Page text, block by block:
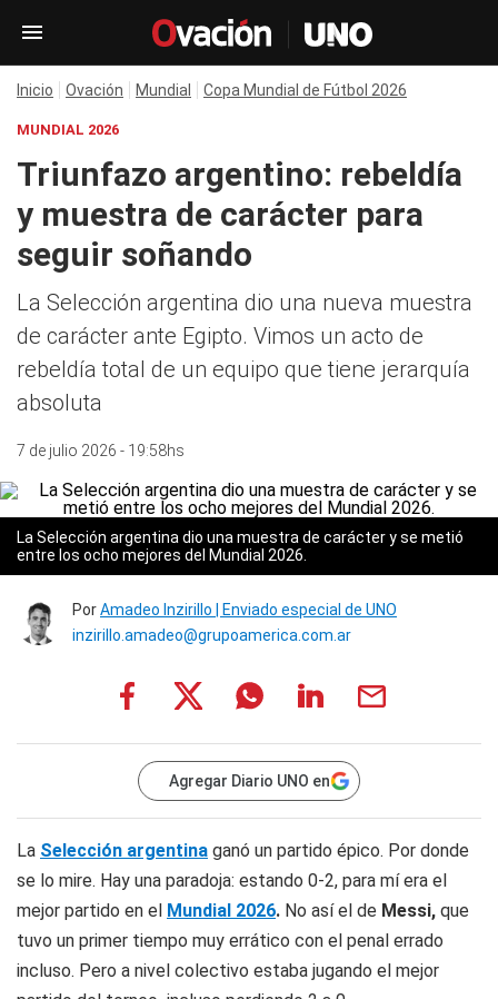
Inicio Ovación Mundial Copa Mundial de Fútbol 2026
MUNDIAL 2026
Triunfazo argentino: rebeldía
y muestra de carácter para
seguir soñando
La Selección argentina dio una nueva muestra
de carácter ante Egipto. Vimos un acto de
rebeldía total de un equipo que tiene jerarquía
absoluta
7 de julio 2026 - 19:58hs
La Selección argentina dio una muestra de carácter y se metió
entre los ocho mejores del Mundial 2026.
PorAmadeo Inzirillo | Enviado especial de UNO
inzirillo.amadeo@grupoamerica.com.ar
Agregar Diario UNO en
La Selección argentina ganó un partido épico. Por donde
se lo mire. Hay una paradoja: estando 0-2, para mí era el
mejor partido en el Mundial 2026. No así el de Messi, que
tuvo un primer tiempo muy errático con el penal errado
incluso. Pero a nivel colectivo estaba jugando el mejor